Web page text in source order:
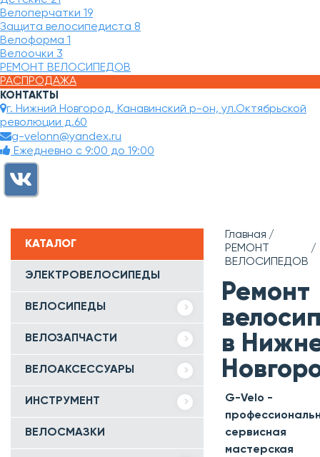
Велоперчатки 19
Защита велосипедиста 8
Велоформа 1
Велоочки 3
РЕМОНТ ВЕЛОСИПЕДОВ
РАСПРОДАЖА
КОНТАКТЫ
г. Нижний Новгород, Канавинский р-он, ул.Октябрьской
революции д.60
g-velonn@yandex.ru
Ежедневно с 9:00 до 19:00
КАТАЛОГ
ЭЛЕКТРОВЕЛОСИПЕДЫ
ВЕЛОСИПЕДЫ
ВЕЛОЗАПЧАСТИ
ВЕЛОАКСЕССУАРЫ
ИНСТРУМЕНТ
ВЕЛОСМАЗКИ
Главная
РЕМОНТ
ВЕЛОСИПЕДОВ
Ремонт
в
G-Velo -
сервисная
мастерская